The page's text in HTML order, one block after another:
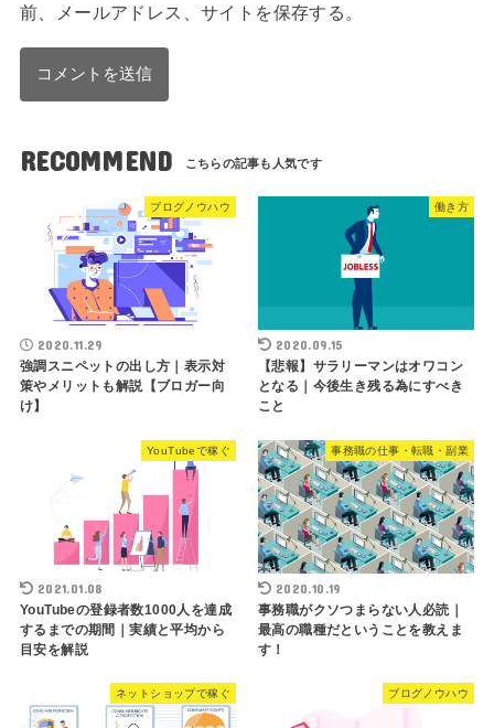
前、メールアドレス、サイトを保存する。
RECOMMEND
ブログノウハウ
2020.11.29
強調スニペットの出し方｜表示対
策やメリットも解説【ブロガー向
け】
働き方
2020.09.15
【悲報】サラリーマンはオワコン
となる｜今後生き残る為にすべき
こと
YouTubeで稼ぐ
2021.01.08
YouTubeの登録者数1000人を達成
するまでの期間｜実績と平均から
目安を解説
事務職の仕事・転職・副業
2020.10.19
事務職がクソつまらない人必読｜
最高の職種だということを教えま
す！
ネットショップで稼ぐ ブログノウハウ